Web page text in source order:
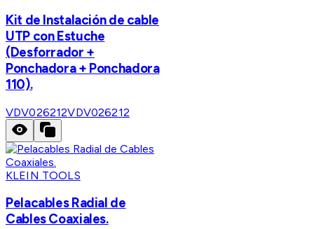
Kit de Instalación de cable
UTP con Estuche
(Desforrador +
Ponchadora + Ponchadora
110).
VDV026212VDV026212
KLEIN TOOLS
Pelacables Radial de
Cables Coaxiales.